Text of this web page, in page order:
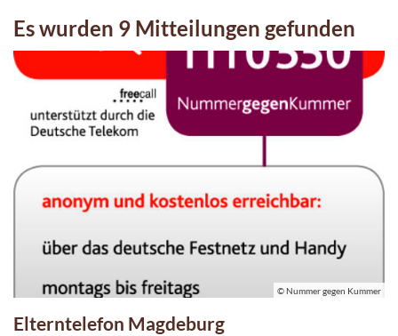
Es wurden 9 Mitteilungen gefunden
Elterntelefon Magdeburg
© Nummer gegen Kummer